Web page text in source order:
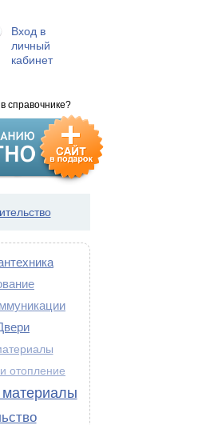
Вход в
личный
кабинет
справочнике?
отопление